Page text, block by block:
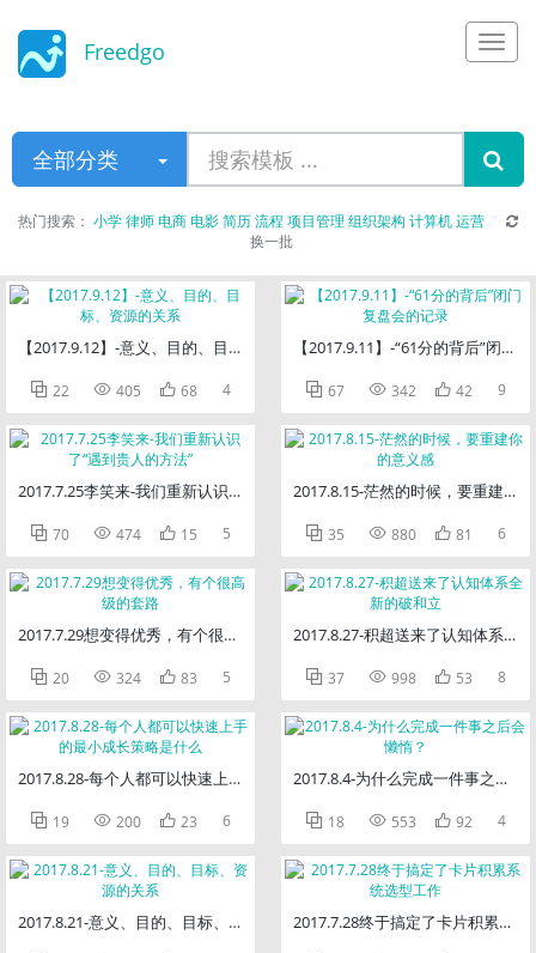
Freedgo
全部分类
热门搜索： 小学律师电商电影简历流程 项目管理 组织架构 计算机运营
换一批
【2017.9.12】-意义、目的、目标、资源的关系
 22  405  68 4
2017.7.25李笑来-我们重新认识了“遇到贵人的方法”
 70  474  15 5
2017.7.29想变得优秀，有个很高级的套路
 20  324  83 5
2017.8.28-每个人都可以快速上手的最小成长策略是什么
 19  200  23 6
2017.8.21-意义、目的、目标、资源的关系
【2017.9.11】-“61分的背后”闭门
 67  342  42 9
2017.8.15-茫然的时候，要重建你
 35  880  81 6
2017.8.27-积超送来了认知体系全
 37  998  53 8
2017.8.4-为什么完成一件事之后会
 18  553  92 4
2017.7.28终于搞定了卡片积累系统